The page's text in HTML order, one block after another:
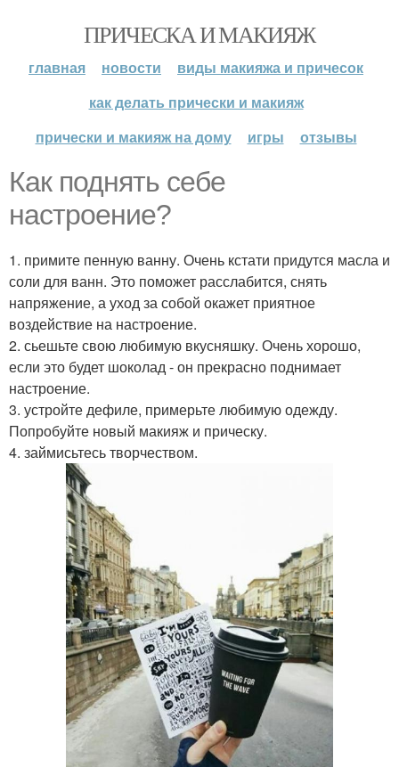
ПРИЧЕСКА И МАКИЯЖ
главная новости
виды макияжа и причесок
как делать прически и макияж
прически и макияж на дому
игры отзывы
Как поднять себе
настроение?
1. примите пенную ванну. Очень кстати придутся масла и
соли для ванн. Это поможет расслабится, снять
напряжение, а уход за собой окажет приятное
воздействие на настроение.
2. сьешьте свою любимую вкусняшку. Очень хорошо,
если это будет шоколад - он прекрасно поднимает
настроение.
3. устройте дефиле, примерьте любимую одежду.
Попробуйте новый макияж и прическу.
4. займисьтесь творчеством.